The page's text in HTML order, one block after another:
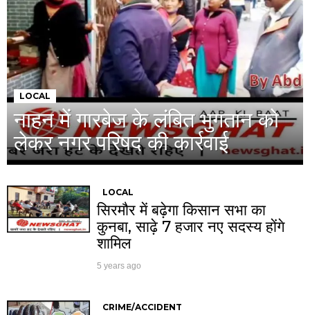
LOCAL
नाहन में गारबेज के लंबित भुगतान को
लेकर नगर परिषद की कार्रवाई
LOCAL
सिरमौर में बढ़ेगा किसान सभा का
कुनबा, साढ़े 7 हजार नए सदस्य होंगे
शामिल
5 years ago
CRIME/ACCIDENT